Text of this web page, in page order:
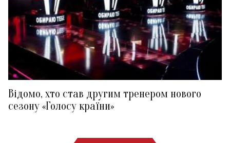
Відомо, хто став другим тренером нового
сезону «Голосу країни»